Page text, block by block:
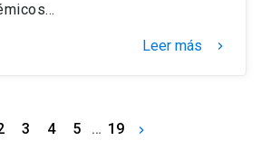
Leer más keyboard_arrow_right
3 4 5 … 19 keyboard_arrow_right